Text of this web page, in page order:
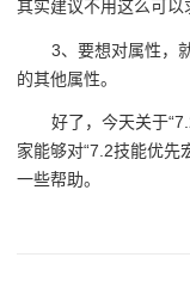
其实建议不用这么可以
3、要想对属性，
的其他属性。
好了，今天关于
家能够对“7.2技能优先
一些帮助。